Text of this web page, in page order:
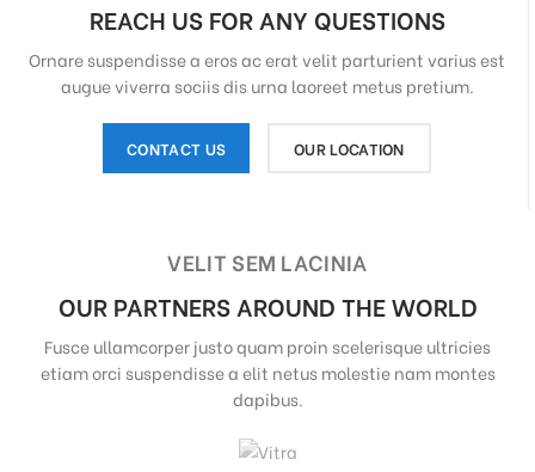
REACH US FOR ANY QUESTIONS
Ornare suspendisse a eros ac erat velit parturient varius est
augue viverra sociis dis urna laoreet metus pretium.
CONTACT US OUR LOCATION
VELIT SEM LACINIA
OUR PARTNERS AROUND THE WORLD
Fusce ullamcorper justo quam proin scelerisque ultricies
etiam orci suspendisse a elit netus molestie nam montes
dapibus.